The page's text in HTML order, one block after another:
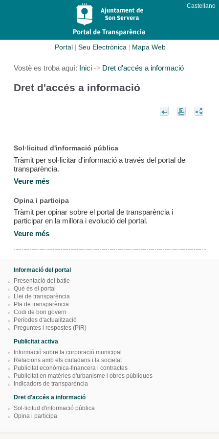
Portal Seu Electrònica Mapa Web
Castellano
Vostè es troba aquí: Inici-> Dret d'accés a informació
Dret d'accés a informació
Sol·licitud d'informació pública
Tràmit per sol·licitar d'informació a través del portal de
transparència.
Veure més
Opina i participa
Tràmit per opinar sobre el portal de transparència i
participar en la millora i evolució del portal.
Veure més
Informació del portal
Presentació del batle
Què és el portal
Llei de transparència
Pla de transparència
Codi de bon govern
Períodes d'actualització
Preguntes i respostes (PiR)
Publicitat activa
Informació sobre la corporació municipal
Relacions amb els ciutadans i la societat
Publicitat econòmica-financera i contractes
Publicitat en matèries d'urbanisme i obres públiques
Indicadors de transparència
Dret d'accés a informació
Sol·licitud d'informació pública
Opina i participa